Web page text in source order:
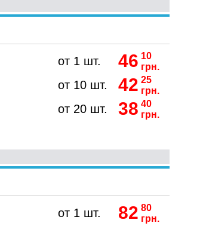
от 1 шт. 46 10
грн.
от 10 шт. 42 25
грн.
от 20 шт. 38 40
грн.
от 1 шт. 82 80
грн.